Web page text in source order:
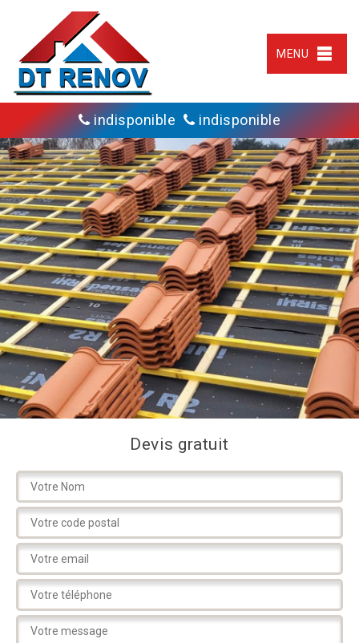
MENU
indisponible indisponible
Devis gratuit